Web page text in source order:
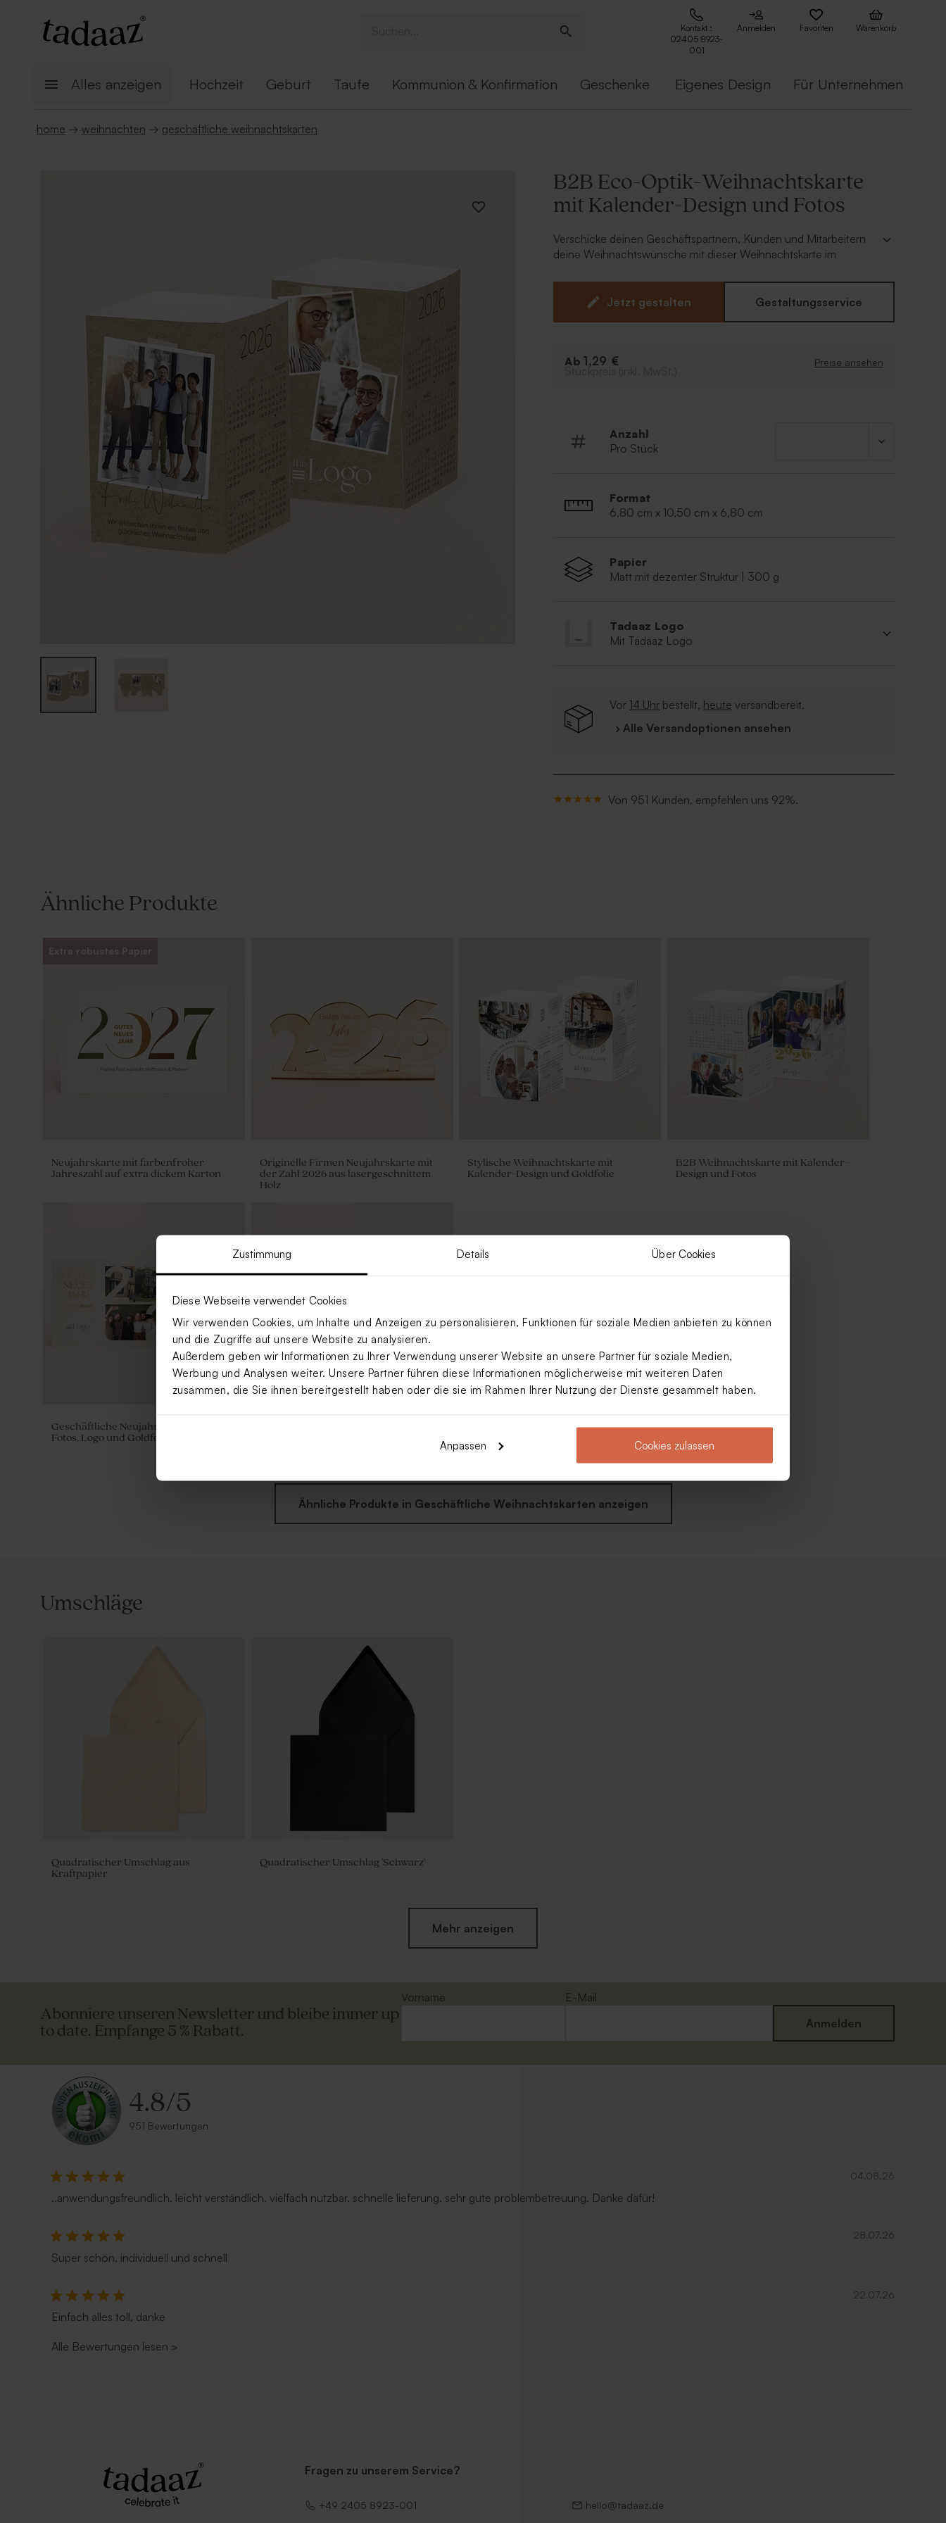
Zustimmung Details Über Cookies
Diese Webseite verwendet Cookies
Wir verwenden Cookies, um Inhalte und Anzeigen zu personalisieren, Funktionen für soziale Medien anbieten zu können
und die Zugriffe auf unsere Website zu analysieren.
Außerdem geben wir Informationen zu Ihrer Verwendung unserer Website an unsere Partner für soziale Medien,
Werbung und Analysen weiter. Unsere Partner führen diese Informationen möglicherweise mit weiteren Daten
zusammen, die Sie ihnen bereitgestellt haben oder die sie im Rahmen Ihrer Nutzung der Dienste gesammelt haben.
Anpassen Cookies zulassen
Kontakt :
02405 8923-
001
Anmelden Favoriten Warenkorb
Alles anzeigen Hochzeit Geburt Taufe Kommunion & Konfirmation Geschenke Eigenes Design Für Unternehmen
home → weihnachten → geschäftliche weihnachtskarten
B2B Eco-Optik-Weihnachtskarte
mit Kalender-Design und Fotos
Verschicke deinen Geschäftspartnern, Kunden und Mitarbeitern
deine Weihnachtswünsche mit dieser Weihnachtskarte im
Logo und deinen eigenen Text hinzu, um der Karte eine
persönliche Note zu verleihen.
Jetzt gestalten Gestaltungsservice
Ab 1,29 € Preise ansehen
Anzahl
Pro Stück
Format
6,80 cm x 10,50 cm x 6,80 cm
Papier
Matt mit dezenter Struktur | 300 g
Tadaaz Logo
Mit Tadaaz Logo
Vor 14 Uhr bestellt, heute versandbereit.
› Alle Versandoptionen ansehen
Von 951 Kunden, empfehlen uns 92%.
Ähnliche Produkte
Extra robustes Papier
Neujahrskarte mit farbenfroher
Jahreszahl auf extra dickem Karton
Originelle Firmen Neujahrskarte mit
der Zahl 2026 aus lasergeschnittem
Holz
Stylische Weihnachtskarte mit
Kalender-Design und Goldfolie
B2B Weihnachtskarte mit Kalender-
Design und Fotos
Geschäftliche Neujahrskarte 2026 mit
Fotos, Logo und Goldfolie
Ähnliche Produkte in Geschäftliche Weihnachtskarten anzeigen
Umschläge
Quadratischer Umschlag aus
Kraftpapier
Quadratischer Umschlag 'Schwarz'
Umschlag 'Gold'
Mehr anzeigen
Abonniere unseren Newsletter und bleibe immer up
to date. Empfange 5 % Rabatt.
Vorname
E-Mail
Anmelden
4.8/5
951 Bewertungen
04.08.26
..anwendungsfreundlich. leicht verständlich. vielfach nutzbar. schnelle lieferung. sehr gute problembetreuung. Danke dafür!
28.07.26
Super schön, individuell und schnell
22.07.26
Einfach alles toll, danke
Alle Bewertungen lesen >
Fragen zu unserem Service?
+49 2405 8923-001 hello@tadaaz.de